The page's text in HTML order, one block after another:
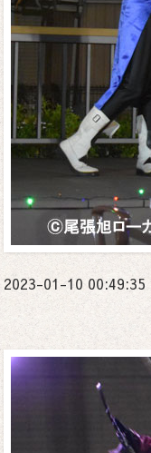
2023-01-10 00:49:35